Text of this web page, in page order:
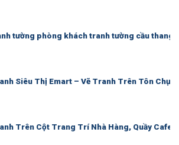
tường phòng khách tranh tường cầu thang
Siêu Thị Emart – Vẽ Tranh Trên Tôn Chụp
Trên Cột Trang Trí Nhà Hàng, Quầy Cafe